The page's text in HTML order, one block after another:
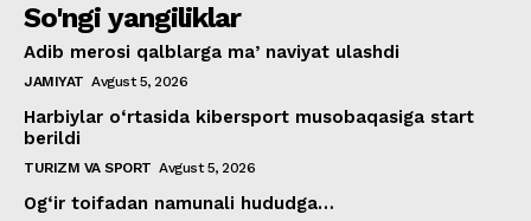
So'ngi yangiliklar
Adib merosi qalblarga maʼnaviyat ulashdi
JAMIYAT Avgust 5, 2026
Harbiylar o‘rtasida kibersport musobaqasiga start
berildi
TURIZM VA SPORT Avgust 5, 2026
Og‘ir toifadan namunali hududga…